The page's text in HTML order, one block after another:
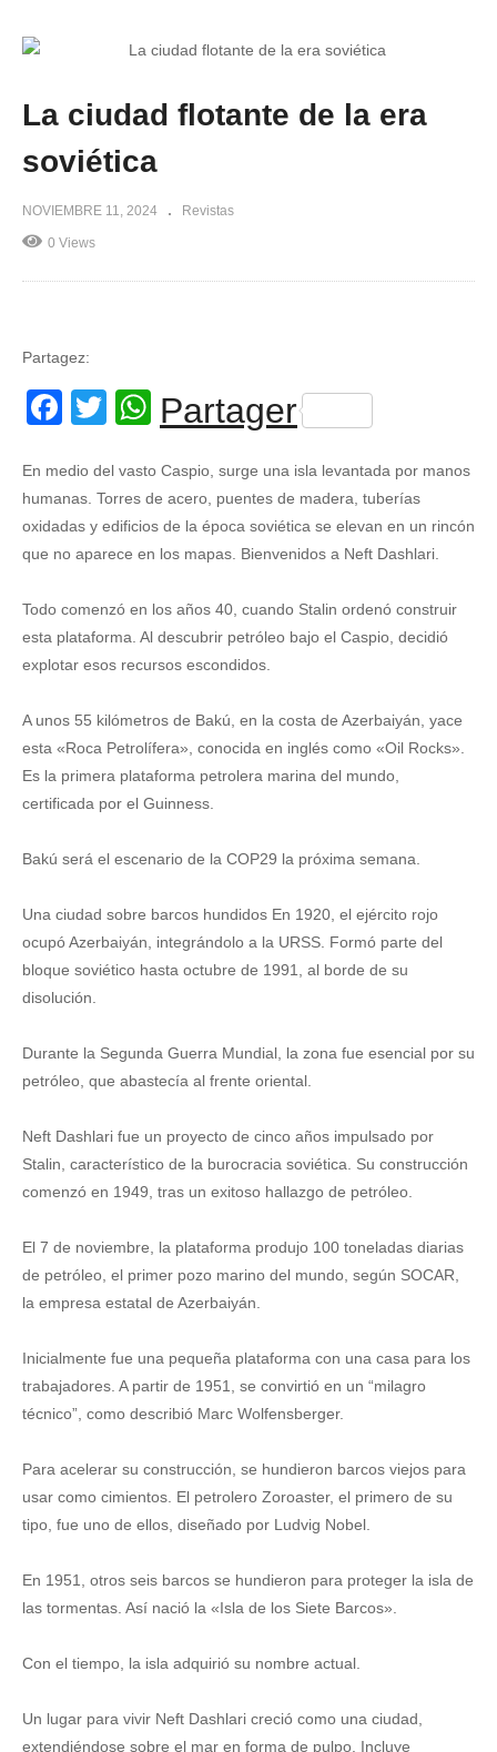
La ciudad flotante de la era
soviética
NOVIEMBRE 11, 2024 Revistas
0 Views
Partagez:
Facebook
Twitter
WhatsApp
Partager
En medio del vasto Caspio, surge una isla levantada por manos
humanas. Torres de acero, puentes de madera, tuberías
oxidadas y edificios de la época soviética se elevan en un rincón
que no aparece en los mapas. Bienvenidos a Neft Dashlari.
Todo comenzó en los años 40, cuando Stalin ordenó construir
esta plataforma. Al descubrir petróleo bajo el Caspio, decidió
explotar esos recursos escondidos.
A unos 55 kilómetros de Bakú, en la costa de Azerbaiyán, yace
esta «Roca Petrolífera», conocida en inglés como «Oil Rocks».
Es la primera plataforma petrolera marina del mundo,
certificada por el Guinness.
Bakú será el escenario de la COP29 la próxima semana.
Una ciudad sobre barcos hundidos En 1920, el ejército rojo
ocupó Azerbaiyán, integrándolo a la URSS. Formó parte del
bloque soviético hasta octubre de 1991, al borde de su
disolución.
Durante la Segunda Guerra Mundial, la zona fue esencial por su
petróleo, que abastecía al frente oriental.
Neft Dashlari fue un proyecto de cinco años impulsado por
Stalin, característico de la burocracia soviética. Su construcción
comenzó en 1949, tras un exitoso hallazgo de petróleo.
El 7 de noviembre, la plataforma produjo 100 toneladas diarias
de petróleo, el primer pozo marino del mundo, según SOCAR,
la empresa estatal de Azerbaiyán.
Inicialmente fue una pequeña plataforma con una casa para los
trabajadores. A partir de 1951, se convirtió en un “milagro
técnico”, como describió Marc Wolfensberger.
Para acelerar su construcción, se hundieron barcos viejos para
usar como cimientos. El petrolero Zoroaster, el primero de su
tipo, fue uno de ellos, diseñado por Ludvig Nobel.
En 1951, otros seis barcos se hundieron para proteger la isla de
las tormentas. Así nació la «Isla de los Siete Barcos».
Con el tiempo, la isla adquirió su nombre actual.
Un lugar para vivir Neft Dashlari creció como una ciudad,
extendiéndose sobre el mar en forma de pulpo. Incluye